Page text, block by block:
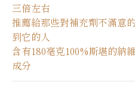
三倍左右
推薦給那些對補充劑不滿意
到它的人
含有180毫克100%斯堪的納
成分